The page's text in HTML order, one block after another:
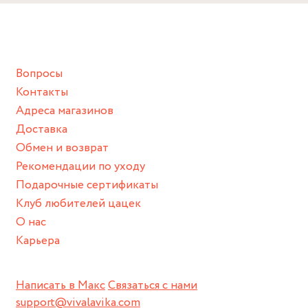
Снимайте ваше украшение перед купанием (и в море, и в
спортивный инвентарь).
Храните изделие в сухом месте.
Для надежного хранения мы доставляем все изделия в
нашей фирменной коробке или упаковке бренда.
Пожалуйста, используйте эту упаковку для хранения,
пока не носите украшение на себе.
Написать в МаксСвязаться с нами
support@vivalavika.com
Вопросы
Контакты
Адреса магазинов
Доставка
Обмен и возврат
Рекомендации по уходу
Подарочные сертификаты
Клуб любителей цацек
О нас
Карьера